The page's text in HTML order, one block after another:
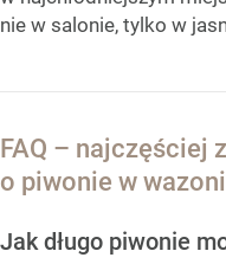
nie w salonie, tylko w
FAQ – najczęściej
o piwonie w
Jak długo piwonie